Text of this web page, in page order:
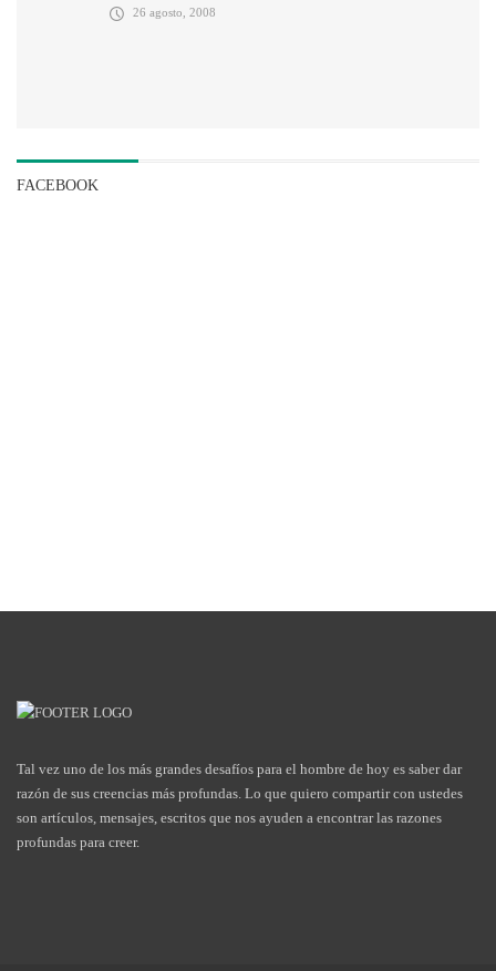
26 agosto, 2008
FACEBOOK
Tal vez uno de los más grandes desafíos para el hombre de hoy es saber dar
razón de sus creencias más profundas. Lo que quiero compartir con ustedes
son artículos, mensajes, escritos que nos ayuden a encontrar las razones
profundas para creer.